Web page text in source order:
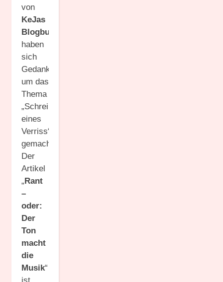
von
KeJas
Blogbuch
haben
sich
Gedanken
um das
Thema
„Schreiben
eines
Verriss“
gemacht.
Der
Artikel
„Rant
–
oder:
Der
Ton
macht
die
Musik“